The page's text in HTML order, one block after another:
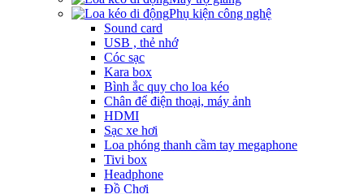
Phụ kiện công nghệ
Sound card
USB , thẻ nhớ
Cóc sạc
Kara box
Bình ắc quy cho loa kéo
Chân để điện thoại, máy ảnh
HDMI
Sạc xe hơi
Loa phóng thanh cầm tay megaphone
Tivi box
Headphone
Đồ Chơi